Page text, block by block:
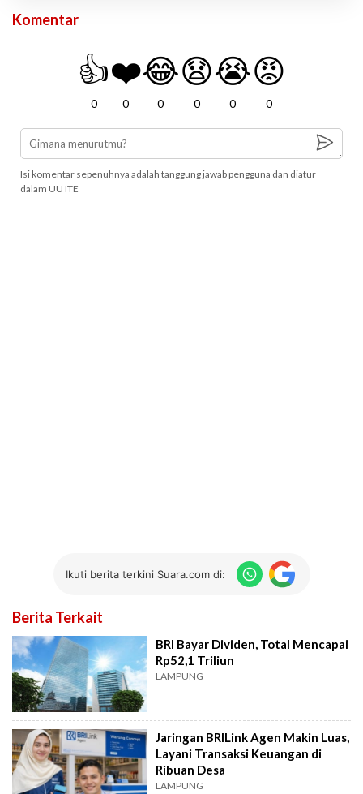
Komentar
👍
0
❤️
0
😂
0
😧
0
😭
0
😡
0
Isi komentar sepenuhnya adalah tanggung jawab pengguna dan diatur
dalam UU ITE
Ikuti berita terkini Suara.com di:
Berita Terkait
BRI Bayar Dividen, Total Mencapai
Rp52,1 Triliun
LAMPUNG
Jaringan BRILink Agen Makin Luas,
Layani Transaksi Keuangan di
Ribuan Desa
LAMPUNG